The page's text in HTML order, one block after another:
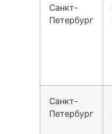
Санкт-
Петербург
Санкт-
Петербург